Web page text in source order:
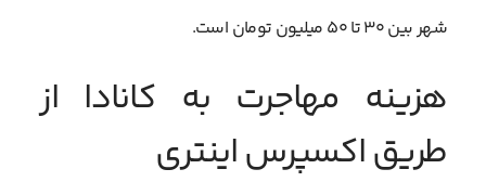
شهر بین ۳۰ تا ۵۰ میلیون تومان است.
هزینه مهاجرت به کانادا از
طریق اکسپرس اینتری